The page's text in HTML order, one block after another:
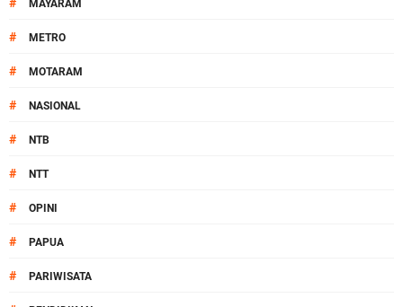
MAYARAM
# METRO
# MOTARAM
# NASIONAL
# NTB
# NTT
# OPINI
# PAPUA
# PARIWISATA